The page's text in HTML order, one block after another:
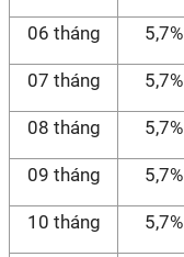
06 tháng 5,7%
07 tháng 5,7%
08 tháng 5,7%
09 tháng 5,7%
10 tháng 5,7%